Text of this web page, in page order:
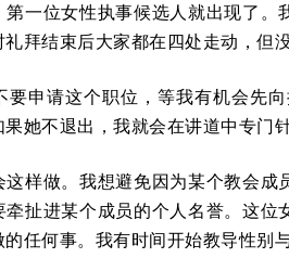
一位女性执事候选人就出现了
拜结束后大家都在四处走动，但
要申请这个职位，等我有机会先
她不退出，我就会在讲道中专门针
样做。我想避免因为某个教会
扯进某个成员的个人名誉。这
任何事。我有时间开始教导性别